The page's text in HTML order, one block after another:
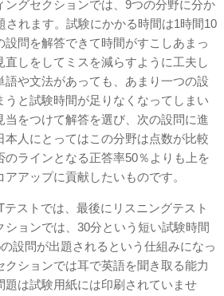
ングセクションでは、9つの分野に分か
されます。試験にかかる時間は1時間10
問を解答できて時間がすこしあまっ
しをしてミスを減らすように工夫し
語や文法があっても、あまり一つの設
うと試験時間が足りなくなってしまい
当をつけて解答を選び、次の設問に進
本人にとってはこの分野は点数が比較
のラインとなる正答率50％よりも上を
アップに貢献したいものです。
ストでは、最後にリスニングテスト
ションでは、30分という短い試験時間
設問が出題されるという仕組みになっ
ションでは耳で英語を聞き取る能力
題は試験用紙には印刷されていませ